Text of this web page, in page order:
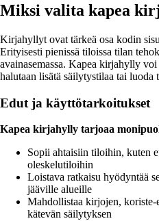
Miksi valita kapea
Kirjahyllyt ovat tärkeä osa kodin
Erityisesti pienissä tiloissa tilan
avainasemassa. Kapea kirjahylly
halutaan lisätä säilytystilaa tai
Edut ja käyttötarkoitukset
Kapea kirjahylly tarjoaa
Sopii ahtaisiin tiloihin, kuten
oleskelutiloihin
Loistava ratkaisu hyödyntää
jääville alueille
Mahdollistaa kirjojen, koriste-
kätevän säilytyksen